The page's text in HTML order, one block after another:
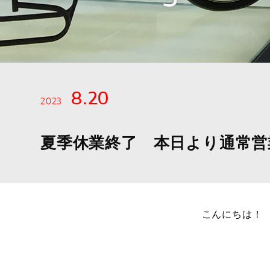
2023 8.20
夏季休業終了 本日より通常
こんにちは！